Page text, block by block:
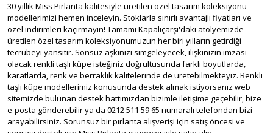
30 yıllık Miss Pırlanta kalitesiyle üretilen özel tasarım koleksiyonu
modellerimizi hemen inceleyin. Stoklarla sınırlı avantajlı fiyatları ve
özel indirimleri kaçırmayın! Tamamı Kapalıçarşı'daki atölyemizde
üretilen özel tasarım koleksiyonumuzun her biri yılların getirdiği
tecrübeyi yansıtır. Sonsuz aşkınızı simgeleyecek, ilişkinizin imzası
olacak renkli taşlı küpe isteğiniz doğrultusunda farklı boyutlarda,
karatlarda, renk ve berraklık kalitelerinde de üretebilmekteyiz. Renkli
taşlı küpe modellerimiz konusunda destek almak istiyorsanız web
sitemizde bulunan destek hattımızdan bizimle iletişime geçebilir, bize
e-posta gönderebilir ya da 0212 511 59 65 numaralı telefondan bizi
arayabilirsiniz. Sorunsuz bir pırlanta alışverişi için satış öncesi ve